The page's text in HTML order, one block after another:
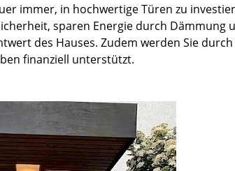
immer, in hochwertige Türen zu
sparen Energie durch Dämmung
des Hauses. Zudem werden Sie
finanziell unterstützt.